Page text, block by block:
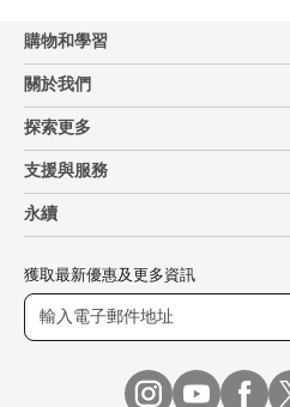
購物和學習
關於我們
探索更多
支援與服務
永續
獲取最新優惠及更多資訊